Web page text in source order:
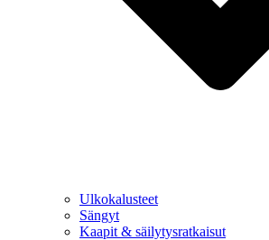
Ulkokalusteet
Sängyt
Kaapit & säilytysratkaisut